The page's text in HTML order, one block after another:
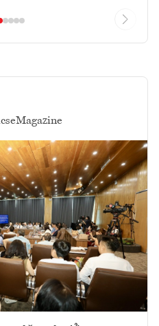
eMagazine